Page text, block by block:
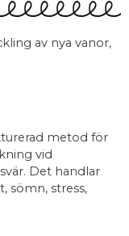
metod för
vid
Det handlar
sömn, stress,